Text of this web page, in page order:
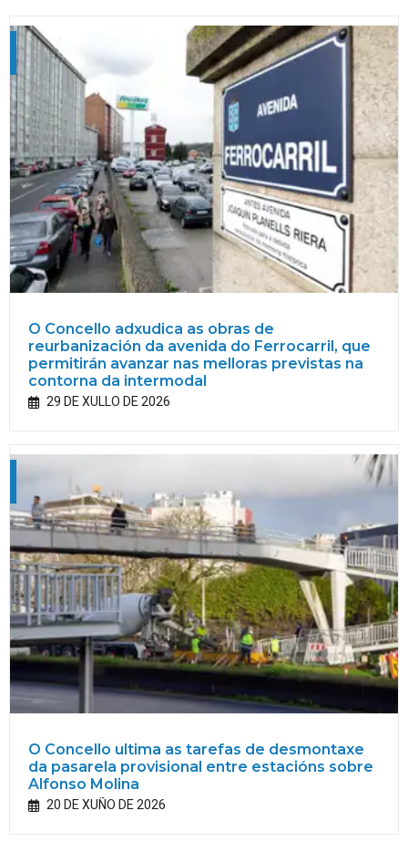
O Concello adxudica as obras de
reurbanización da avenida do Ferrocarril, que
permitirán avanzar nas melloras previstas na
contorna da intermodal
29 DE XULLO DE 2026
O Concello ultima as tarefas de desmontaxe
da pasarela provisional entre estacións sobre
Alfonso Molina
20 DE XUÑO DE 2026